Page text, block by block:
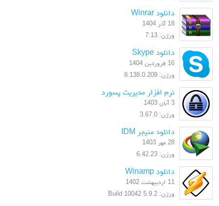
دانلود Winrar
18 آذر 1404
ورژن: 7.13
دانلود Skype
16 فروردین 1404
ورژن: 8.138.0.209
نرم افزار مدیریت پسورد
3 آبان 1403
ورژن: 3.67.0
دانلود منیجر IDM
28 مهر 1403
ورژن: 6.42.23
دانلود Winamp
11 اردیبهشت 1402
ورژن: 5.9.2 Build 10042